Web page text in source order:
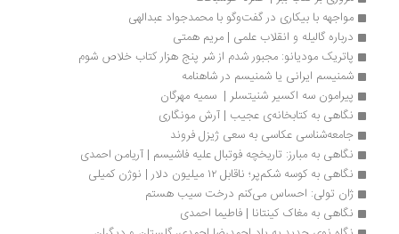
مواجهه با بیکاری در گفت‌وگو با محمدجواد عبدالهی
درباره گالیله و انقلاب علمی | مریم همتی
پاتریک مودیانو: مجبور شدم از شر پنج هزار کتاب خلاص شوم
شمنیسم ایرانی یا شمنیسم در شاهنامه
پیرامون سه اکسیر شنیتسلر |  سمیه مهرگان
نگاهی به کتابخانه‌ی عجیب | آرش مونگاری
جامعه‌­شناسی عکاسی به سعی ژیزل فروند
نگاهی به مبارز: تاریخچه فوتبال علیه فاشیسم | آریامن احمدی
نگاهی به کوسه شکم‌پر؛ ناقابل ۱۲ میلیون دلار | نوژن کمیلی
ژان تولی: احساس می‌کنم درخت سیب هستم
نگاهی به مغاک کینتانا | فاطیما احمدی